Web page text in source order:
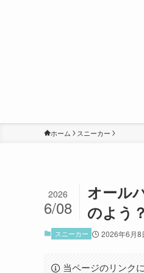
ホーム スニーカー
オール
のよう？
2026
6/08
スニーカー 2026年6月8
当ページのリンク